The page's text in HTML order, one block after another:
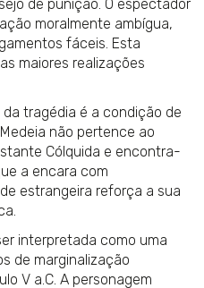
de punição. O espectador
moralmente ambígua,
fáceis. Esta
maiores realizações
tragédia é a condição de
não pertence ao
Cólquida e encontra-
a encara com
estrangeira reforça a sua
interpretada como uma
de marginalização
V a.C. A personagem